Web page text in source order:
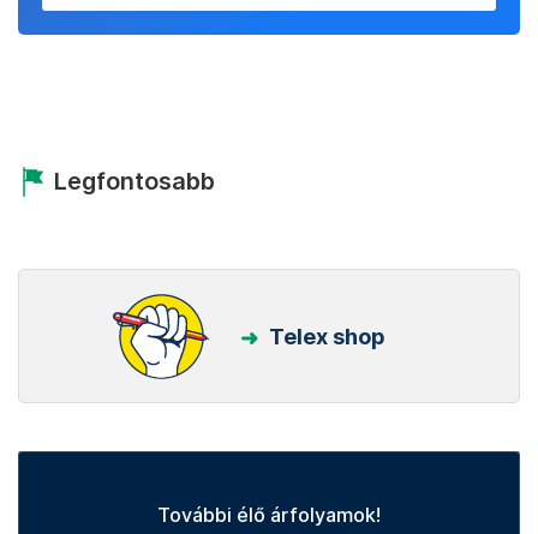
Legfontosabb
Telex shop
További élő árfolyamok!